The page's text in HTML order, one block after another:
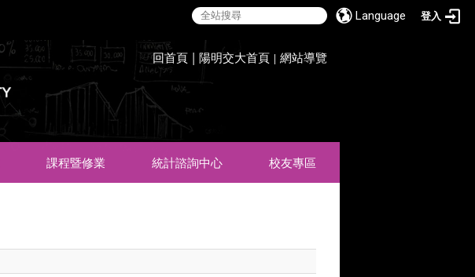
Language 登入
回首頁 | 陽明交大首頁 |網站導覽
課程暨修業 統計諮詢中心 校友專區